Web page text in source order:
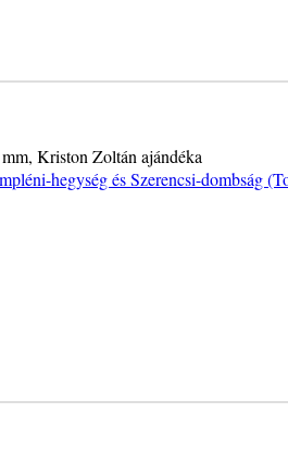
Kriston Zoltán ajándéka
hegység és Szerencsi-dombság